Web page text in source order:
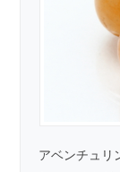
アベンチュリ